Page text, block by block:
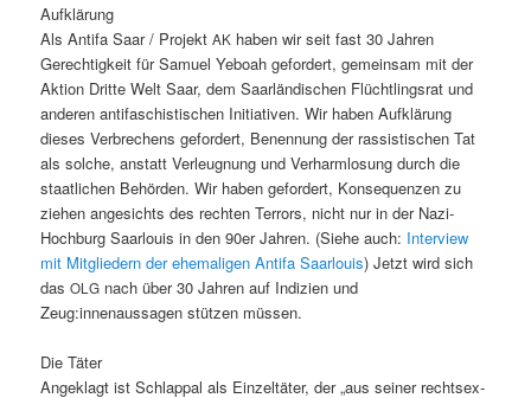
Aufk­lärung
Als Antifa Saar / Pro­jektAK haben wir seit fast 30 Jahren
Gerechtigkeit für Samuel Yeboah gefordert, gemein­sam mit der
Aktion Dritte Welt Saar, dem Saar­ländis­chen Flüchtlingsrat und
anderen antifaschis­tis­chen Ini­tia­tiv­en. Wir haben Aufk­lärung
dieses Ver­brechens gefordert, Benen­nung der ras­sis­tis­chen Tat
als solche, anstatt Ver­leug­nung und Ver­harm­lo­sung durch die
staatlichen Behör­den. Wir haben gefordert, Kon­se­quen­zen zu
ziehen angesichts des recht­en Ter­rors, nicht nur in der Nazi-
Hochburg Saar­louis in den 90er Jahren. (Siehe auch: Inter­view
mit Mit­gliedern der ehe­ma­li­gen Antifa Saar­louis) Jet­zt wird sich
dasOLG nach über 30 Jahren auf Indizien und
Zeug:innenaussagen stützen müssen.
Die Täter
Angeklagt ist Schlap­pal als Einzeltäter, der „aus sein­er recht­sex­